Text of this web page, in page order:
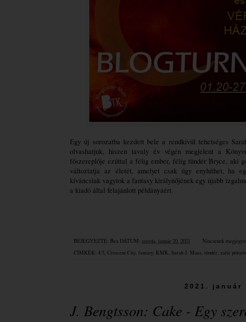
Egy új sorozatba kezdett bele a rendkívül tehetséges
olvashatjuk, hiszen tavaly év végén megjelent a
főszereplője ezúttal a félig ember, félig tündér Bryce, aki
változtatja az életét, amelyet csak úgy enyhíthet, ha
kíváncsiak vagytok a fantasy királynőjének egy újabb
a kiadó által felajánlott példányáért.
BEJEGYEZTE: Bea DÁTUM: szerda, január 20, 2021
Nincsenek
CÍMKÉK: 4.5, Crescent City, fantasy, KMK, Sarah J. Maas, tündér, zafír pöttyös
2021. január
J. Bengtsson: Cake - Egy